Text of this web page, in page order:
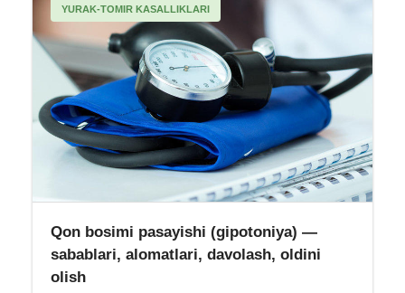
YURAK-TOMIR KASALLIKLARI
Qon bosimi pasayishi (gipotoniya) —
sabablari, alomatlari, davolash, oldini
olish